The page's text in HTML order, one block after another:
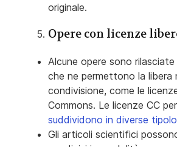
originale.
Opere con licenze
Alcune opere sono
che ne permettono la libera
condivisione, come le
Commons. Le licenze CC
suddividono in diverse
Gli articoli scientifici